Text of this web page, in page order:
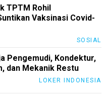
TPTM Rohil
Vaksinasi Covid-
SOSIAL
Pengemudi, Kondektur,
dan Mekanik Restu
LOKER INDONESIA